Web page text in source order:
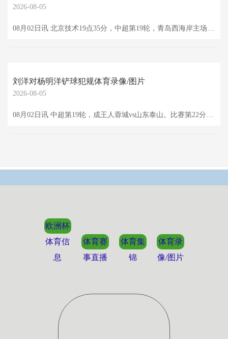
2026-08-05
08月02日讯 北京技术19点35分，中超第19轮，青岛西海岸主场迎战河南队。比赛第23分钟体育录像/图片，阿奇姆彭进球扳平比分，河南客场1-1西海岸！
刘洋对杨明洋铲球犯规体育录像/图片
2026-08-05
08月02日讯 中超第19轮，成王人蓉城vs山东泰山。比赛第22分钟体育录像/图片，刘洋对杨明洋铲球犯规，被出示黄牌。 体育录像/图片
欧洲杯
体育信
息
体育赛
事直播
体育集
锦
体育录
像/图片